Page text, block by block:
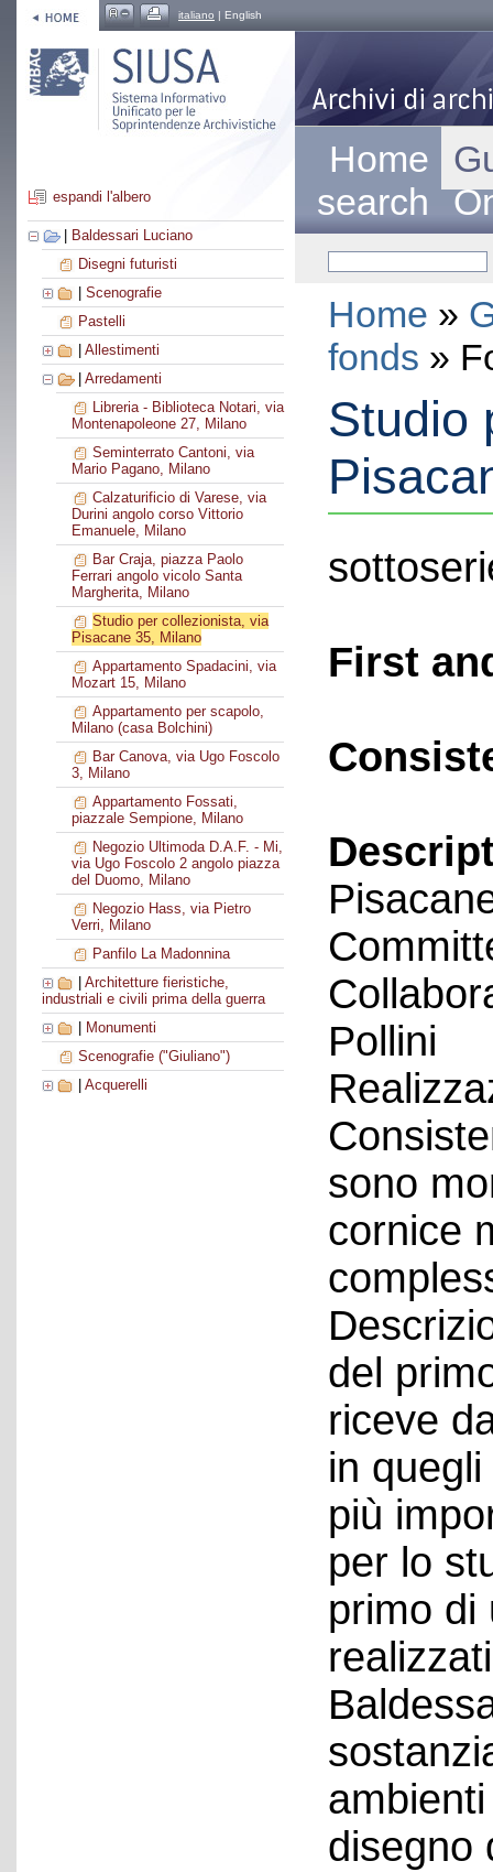
italiano | English
espandi l'albero
Baldessari Luciano
Disegni futuristi
Scenografie
Pastelli
Allestimenti
Arredamenti
Libreria - Biblioteca Notari, via
Montenapoleone 27, Milano
Seminterrato Cantoni, via
Mario Pagano, Milano
Calzaturificio di Varese, via
Durini angolo corso Vittorio
Emanuele, Milano
Bar Craja, piazza Paolo
Ferrari angolo vicolo Santa
Margherita, Milano
Studio per collezionista, via
Pisacane 35, Milano
Appartamento Spadacini, via
Mozart 15, Milano
Appartamento per scapolo,
Milano (casa Bolchini)
Bar Canova, via Ugo Foscolo
3, Milano
Appartamento Fossati,
piazzale Sempione, Milano
Negozio Ultimoda D.A.F. - Mi,
via Ugo Foscolo 2 angolo piazza
del Duomo, Milano
Negozio Hass, via Pietro
Verri, Milano
Panfilo La Madonnina
Architetture fieristiche,
industriali e civili prima della guerra
Monumenti
Scenografie ("Giuliano")
Acquerelli
Home
search
Home »
fonds »
Studio
First
Pollini
sono
cornice
del
riceve
in
più
per lo
primo di
disegno